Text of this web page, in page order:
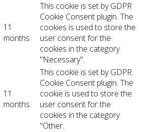
11
months
This cookie is set by GDPR
Cookie Consent plugin. The
cookies is used to store the
user consent for the
cookies in the category
"Necessary".
11
months
This cookie is set by GDPR
Cookie Consent plugin. The
cookie is used to store the
user consent for the
cookies in the category
"Other.